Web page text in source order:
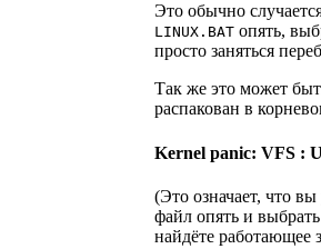
Это обычно
LINUX.BAT опять,
просто заняться
Так же это может
распакован в
Kernel panic: VFS :
(Это означает, что
файл опять и
найдёте работающее